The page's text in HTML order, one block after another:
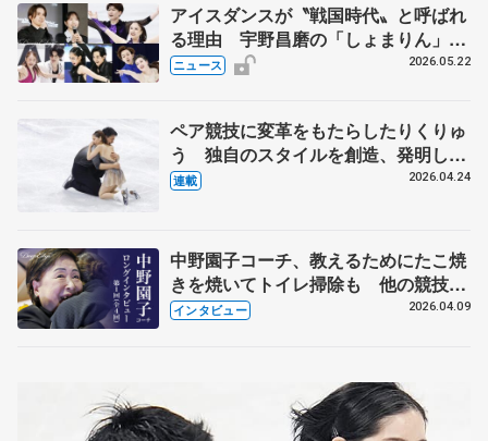
アイスダンスが〝戦国時代〟と呼ばれ
る理由 宇野昌磨の「しょまりん」ら
実力者が相次いで参戦 国内の競争激
ニュース 2026.05.22
ペア競技に変革をもたらしたりくりゅ
う 独自のスタイルを創造、発明した
【引退発表後②】
連載 2026.04.24
中野園子コーチ、教えるためにたこ焼
きを焼いてトイレ掃除も 他の競技に
も通用するという坂本花織の筋肉
インタビュー 2026.04.09